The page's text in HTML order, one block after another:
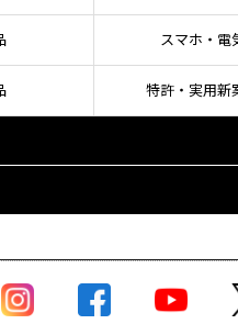
光の当たるところに放置するとジェル
ます。 まれにジェルが変色すること
り体調に異常がみられるときは、す
い。
ず、すぐ口をすすぎコップ1～2杯の
膚に付いた場合は、すぐに流水でぬめ
い。いずれの場合も速やかに医師の診
スマホ・電
特許・実用新